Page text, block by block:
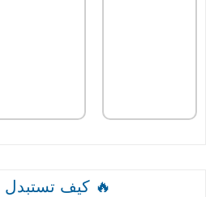
🔥 كيف تستبدل